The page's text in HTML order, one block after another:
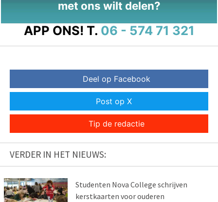
met ons wilt delen?
APP ONS! T. 06 - 574 71 321
Deel op Facebook
Post op X
Tip de redactie
VERDER IN HET NIEUWS:
Studenten Nova College schrijven
kerstkaarten voor ouderen